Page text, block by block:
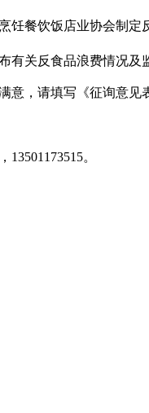
餐饮饭店业协会制定
关反食品浪费情况及
，请填写《征询意见
。